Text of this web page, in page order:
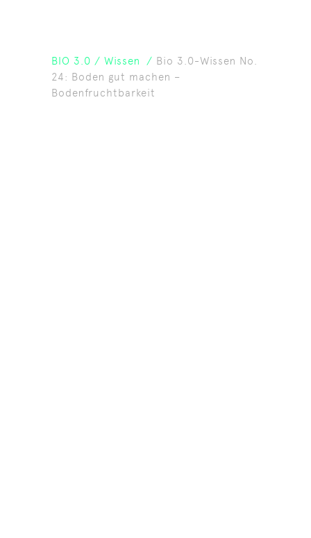
BIO 3.0 / Wissen / Bio 3.0-Wissen No.
24: Boden gut machen –
Bodenfruchtbarkeit